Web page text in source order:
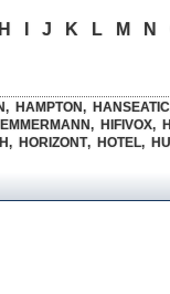
H J K L M N
, HAMPTON, HANSEATIC
, HIFIVOX,
, HORIZONT, HOTEL,